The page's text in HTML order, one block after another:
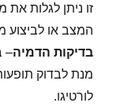
זו ניתן לגלות את
המצב או לביצוע
בדיקות הדמיה
מנת לבדוק
לורטיגו.